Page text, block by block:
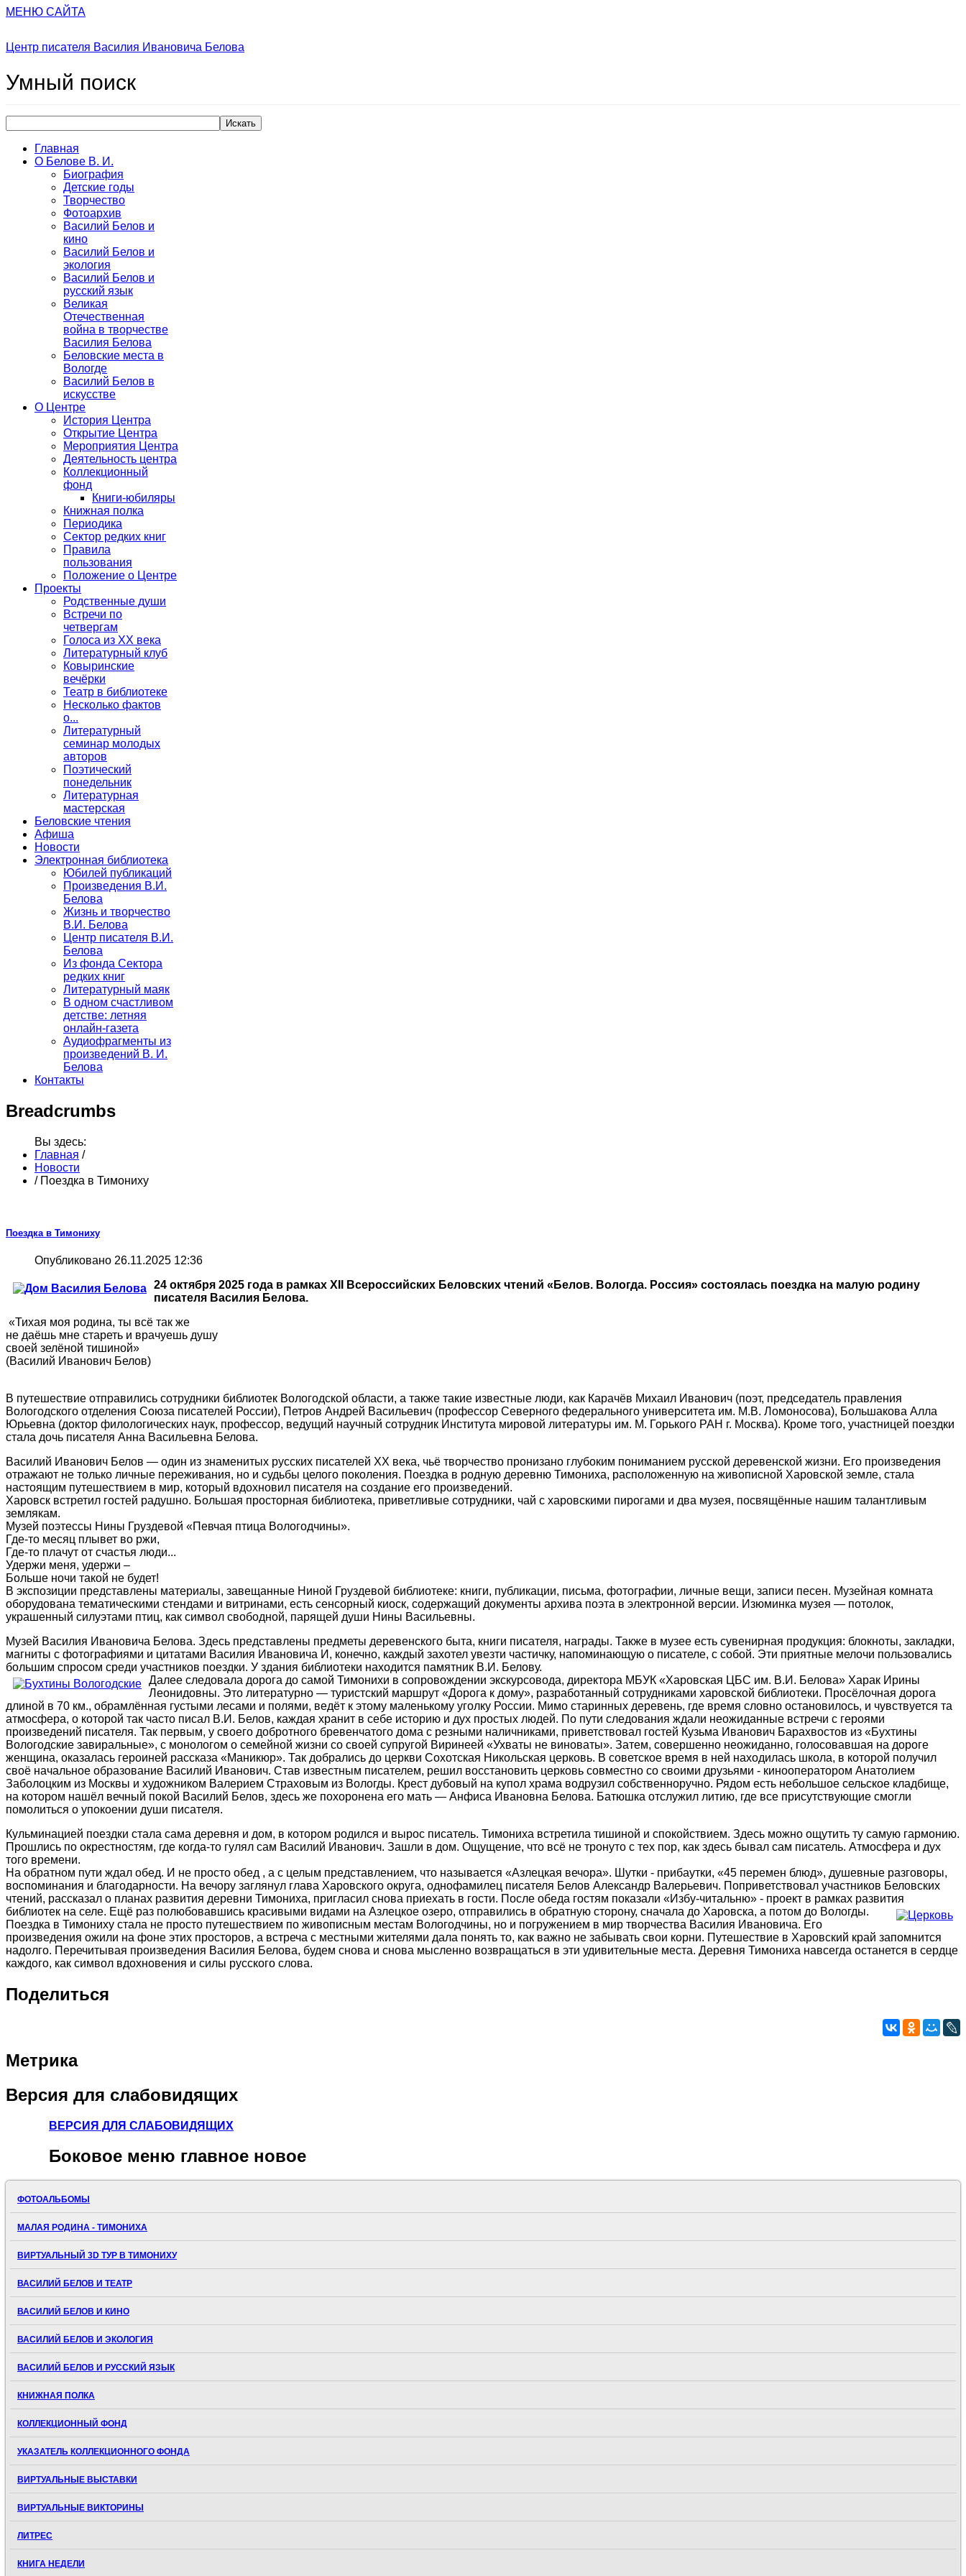
МЕНЮ САЙТА
Центр писателя Василия Ивановича Белова
Умный поиск
Искать
Главная
О Белове В. И.
Биография
Детские годы
Творчество
Фотоархив
Василий Белов и
кино
Василий Белов и
экология
Василий Белов и
русский язык
Великая
Отечественная
война в творчестве
Василия Белова
Беловские места в
Вологде
Василий Белов в
искусстве
О Центре
История Центра
Открытие Центра
Мероприятия Центра
Деятельность центра
Коллекционный
фонд
Книги-юбиляры
Книжная полка
Периодика
Сектор редких книг
Правила
пользования
Положение о Центре
Проекты
Родственные души
Встречи по
четвергам
Голоса из ХХ века
Литературный клуб
Ковыринские
вечёрки
Театр в библиотеке
Несколько фактов
о...
Литературный
семинар молодых
авторов
Поэтический
понедельник
Литературная
мастерская
Беловские чтения
Афиша
Новости
Электронная библиотека
Юбилей публикаций
Произведения В.И.
Белова
Жизнь и творчество
В.И. Белова
Центр писателя В.И.
Белова
Из фонда Сектора
редких книг
Литературный маяк
В одном счастливом
детстве: летняя
онлайн-газета
Аудиофрагменты из
произведений В. И.
Белова
Контакты
Breadcrumbs
Вы здесь:
Главная /
Новости
/ Поездка в Тимониху
Поездка в Тимониху
Опубликовано 26.11.2025 12:36
24 октября 2025 года в рамках XII Всероссийских Беловских чтений «Белов. Вологда. Россия» состоялась поездка на малую родину
писателя Василия Белова.
«Тихая моя родина, ты всё так же
не даёшь мне стареть и врачуешь душу
своей зелёной тишиной»
(Василий Иванович Белов)
В путешествие отправились сотрудники библиотек Вологодской области, а также такие известные люди, как Карачёв Михаил Иванович (поэт, председатель правления
Вологодского отделения Союза писателей России), Петров Андрей Васильевич (профессор Северного федерального университета им. М.В. Ломоносова), Большакова Алла
Юрьевна (доктор филологических наук, профессор, ведущий научный сотрудник Института мировой литературы им. М. Горького РАН г. Москва). Кроме того, участницей поездки
стала дочь писателя Анна Васильевна Белова.
Василий Иванович Белов — один из знаменитых русских писателей ХХ века, чьё творчество пронизано глубоким пониманием русской деревенской жизни. Его произведения
отражают не только личные переживания, но и судьбы целого поколения. Поездка в родную деревню Тимониха, расположенную на живописной Харовской земле, стала
настоящим путешествием в мир, который вдохновил писателя на создание его произведений.
Харовск встретил гостей радушно. Большая просторная библиотека, приветливые сотрудники, чай с харовскими пирогами и два музея, посвящённые нашим талантливым
землякам.
Музей поэтессы Нины Груздевой «Певчая птица Вологодчины».
Где-то месяц плывет во ржи,
Где-то плачут от счастья люди...
Удержи меня, удержи –
Больше ночи такой не будет!
В экспозиции представлены материалы, завещанные Ниной Груздевой библиотеке: книги, публикации, письма, фотографии, личные вещи, записи песен. Музейная комната
оборудована тематическими стендами и витринами, есть сенсорный киоск, содержащий документы архива поэта в электронной версии. Изюминка музея — потолок,
украшенный силуэтами птиц, как символ свободной, парящей души Нины Васильевны.
Музей Василия Ивановича Белова. Здесь представлены предметы деревенского быта, книги писателя, награды. Также в музее есть сувенирная продукция: блокноты, закладки,
магниты с фотографиями и цитатами Василия Ивановича И, конечно, каждый захотел увезти частичку, напоминающую о писателе, с собой. Эти приятные мелочи пользовались
большим спросом среди участников поездки. У здания библиотеки находится памятник В.И. Белову.
Далее следовала дорога до самой Тимонихи в сопровождении экскурсовода, директора МБУК «Харовская ЦБС им. В.И. Белова» Харак Ирины
Леонидовны. Это литературно — туристский маршрут «Дорога к дому», разработанный сотрудниками харовской библиотеки. Просёлочная дорога
длиной в 70 км., обрамлённая густыми лесами и полями, ведёт к этому маленькому уголку России. Мимо старинных деревень, где время словно остановилось, и чувствуется та
атмосфера, о которой так часто писал В.И. Белов, каждая хранит в себе историю и дух простых людей. По пути следования ждали неожиданные встречи с героями
произведений писателя. Так первым, у своего добротного бревенчатого дома с резными наличниками, приветствовал гостей Кузьма Иванович Барахвостов из «Бухтины
Вологодские завиральные», с монологом о семейной жизни со своей супругой Виринеей «Ухваты не виноваты». Затем, совершенно неожиданно, голосовавшая на дороге
женщина, оказалась героиней рассказа «Маникюр». Так добрались до церкви Сохотская Никольская церковь. В советское время в ней находилась школа, в которой получил
своё начальное образование Василий Иванович. Став известным писателем, решил восстановить церковь совместно со своими друзьями - кинооператором Анатолием
Заболоцким из Москвы и художником Валерием Страховым из Вологды. Крест дубовый на купол храма водрузил собственноручно. Рядом есть небольшое сельское кладбище,
на котором нашёл вечный покой Василий Белов, здесь же похоронена его мать — Анфиса Ивановна Белова. Батюшка отслужил литию, где все присутствующие смогли
помолиться о упокоении души писателя.
Кульминацией поездки стала сама деревня и дом, в котором родился и вырос писатель. Тимониха встретила тишиной и спокойствием. Здесь можно ощутить ту самую гармонию.
Прошлись по окрестностям, где когда-то гулял сам Василий Иванович. Зашли в дом. Ощущение, что всё не тронуто с тех пор, как здесь бывал сам писатель. Атмосфера и дух
того времени.
На обратном пути ждал обед. И не просто обед , а с целым представлением, что называется «Азлецкая вечора». Шутки - прибаутки, «45 перемен блюд», душевные разговоры,
воспоминания и благодарности. На вечору заглянул глава Харовского округа, однофамилец писателя Белов Александр Валерьевич. Поприветствовал участников Беловских
чтений, рассказал о планах развития деревни Тимониха, пригласил снова приехать в гости. После обеда гостям показали «Избу-читальню» - проект в рамках развития
библиотек на селе. Ещё раз полюбовавшись красивыми видами на Азлецкое озеро, отправились в обратную сторону, сначала до Харовска, а потом до Вологды.
Поездка в Тимониху стала не просто путешествием по живописным местам Вологодчины, но и погружением в мир творчества Василия Ивановича. Его
произведения ожили на фоне этих просторов, а встреча с местными жителями дала понять то, как важно не забывать свои корни. Путешествие в Харовский край запомнится
надолго. Перечитывая произведения Василия Белова, будем снова и снова мысленно возвращаться в эти удивительные места. Деревня Тимониха навсегда останется в сердце
каждого, как символ вдохновения и силы русского слова.
Поделиться
Метрика
Версия для слабовидящих
ВЕРСИЯ ДЛЯ СЛАБОВИДЯЩИХ
Боковое меню главное новое
ФОТОАЛЬБОМЫ
МАЛАЯ РОДИНА - ТИМОНИХА
ВИРТУАЛЬНЫЙ 3D ТУР В ТИМОНИХУ
ВАСИЛИЙ БЕЛОВ И ТЕАТР
ВАСИЛИЙ БЕЛОВ И КИНО
ВАСИЛИЙ БЕЛОВ И ЭКОЛОГИЯ
ВАСИЛИЙ БЕЛОВ И РУССКИЙ ЯЗЫК
КНИЖНАЯ ПОЛКА
КОЛЛЕКЦИОННЫЙ ФОНД
УКАЗАТЕЛЬ КОЛЛЕКЦИОННОГО ФОНДА
ВИРТУАЛЬНЫЕ ВЫСТАВКИ
ВИРТУАЛЬНЫЕ ВИКТОРИНЫ
ЛИТРЕС
КНИГА НЕДЕЛИ